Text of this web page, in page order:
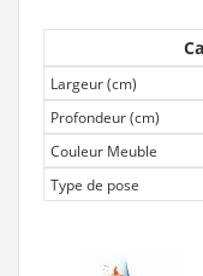
Largeur (cm)
Profondeur (cm)
Couleur Meuble
Type de pose